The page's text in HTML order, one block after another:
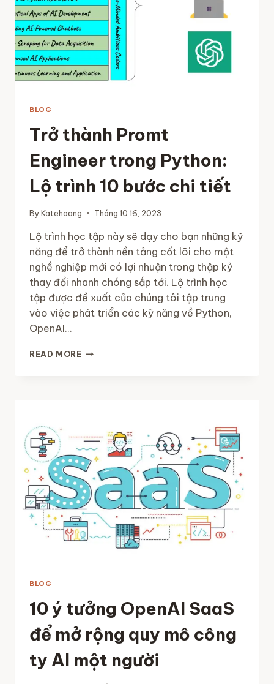
BLOG
Trở thành Promt
Engineer trong Python:
Lộ trình 10 bước chi tiết
ByKatehoang Tháng 10 16, 2023
Lộ trình học tập này sẽ dạy cho bạn những kỹ
năng để trở thành nền tảng cốt lõi cho một
nghề nghiệp mới có lợi nhuận trong thập kỷ
thay đổi nhanh chóng sắp tới. Lộ trình học
tập được đề xuất của chúng tôi tập trung
vào việc phát triển các kỹ năng về Python,
OpenAI…
READ MORETRỞ
TRÌNH
10
BƯỚC
CHI
TIẾT
BLOG
10 ý tưởng OpenAI SaaS
để mở rộng quy mô công
ty AI một người